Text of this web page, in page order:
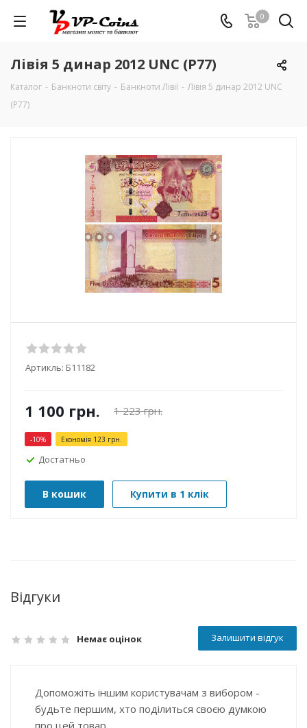
0
Лівія 5 динар 2012 UNC (P77)
Каталог - Банкноти світу - Банкноти Лівії - Лівія 5 динар 2012 UNC
(P77)
Артикль: Б11182
1 100 грн. 1 223грн.
-10% Економія 123 грн.
Достатньо
В кошик Купити в 1 клік
Відгуки
Немає оцінок Залишити відгук
Допоможіть іншим користувачам з вибором -
будьте першим, хто поділиться своєю думкою
про цей товар